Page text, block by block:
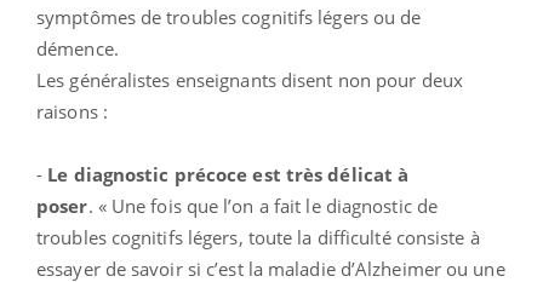
symptômes de troubles cognitifs légers ou de
démence.
Les généralistes enseignants disent non pour deux
raisons :
- Le diagnostic précoce est très délicat à
poser. « Une fois que l’on a fait le diagnostic de
troubles cognitifs légers, toute la difficulté consiste à
essayer de savoir si c’est la maladie d’Alzheimer ou une